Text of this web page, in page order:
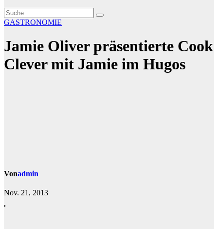
GASTRONOMIE
Jamie Oliver präsentierte Cook
Clever mit Jamie im Hugos
Vonadmin
Nov. 21, 2013